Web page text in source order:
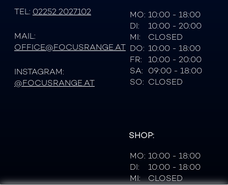
TEL: 02252 2027102
MAIL:
OFFICE@FOCUSRANGE.AT
INSTAGRAM:
@FOCUSRANGE.AT
MO: 10:00 - 18:00
DI:
10:00 - 20:00
MI:
CLOSED
DO: 10:00 - 18:00
FR:
10:00 - 20:00
SA: 09:00 - 18:00
SO: CLOSED
SHOP:
MO: 10:00 - 18:00
DI:
10:00 - 18:00
MI:
CLOSED